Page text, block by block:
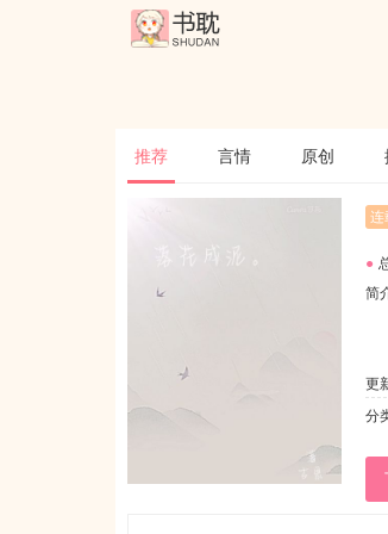
推荐 言情 原创
连
●
简
更
分